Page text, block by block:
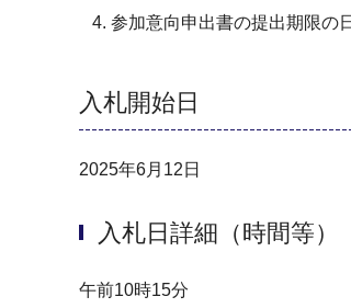
参加意向申出書の提出期限の
入札開始日
2025年6月12日
入札日詳細（時間等）
午前10時15分